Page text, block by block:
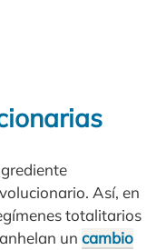
Así, en
totalitarios
un cambio